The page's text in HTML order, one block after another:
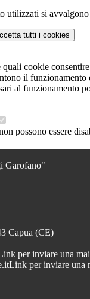
utilizzati si
tutti i cookies
quali cookie
il
al funzionamento
possono essere
Garofano"
Capua (CE)
per inviare una
Link per inviare una